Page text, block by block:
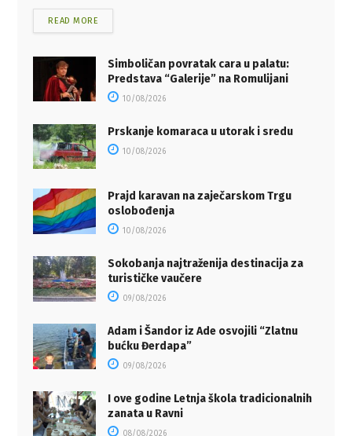
READ MORE
Simboličan povratak cara u palatu:
Predstava “Galerije” na Romulijani
10/08/2026
Prskanje komaraca u utorak i sredu
10/08/2026
Prajd karavan na zaječarskom Trgu
oslobođenja
10/08/2026
Sokobanja najtraženija destinacija za
turističke vaučere
09/08/2026
Adam i Šandor iz Ade osvojili “Zlatnu
bućku Đerdapa”
09/08/2026
I ove godine Letnja škola tradicionalnih
zanata u Ravni
08/08/2026